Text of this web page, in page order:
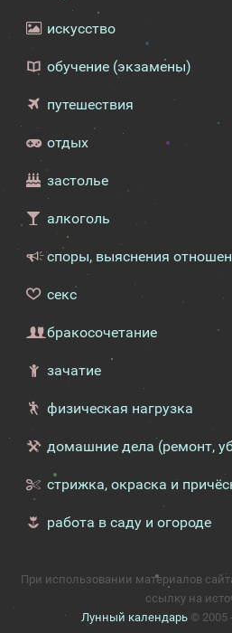
искусство
обучение (экзамены)
путешествия
отдых
застолье
алкоголь
споры, выяснения
секс
бракосочетание
зачатие
физическая нагрузка
домашние дела (ремонт,
стрижка, окраска и
работа в саду и огороде
При использовании материалов
ссылку на
Лунный календарь © 2005